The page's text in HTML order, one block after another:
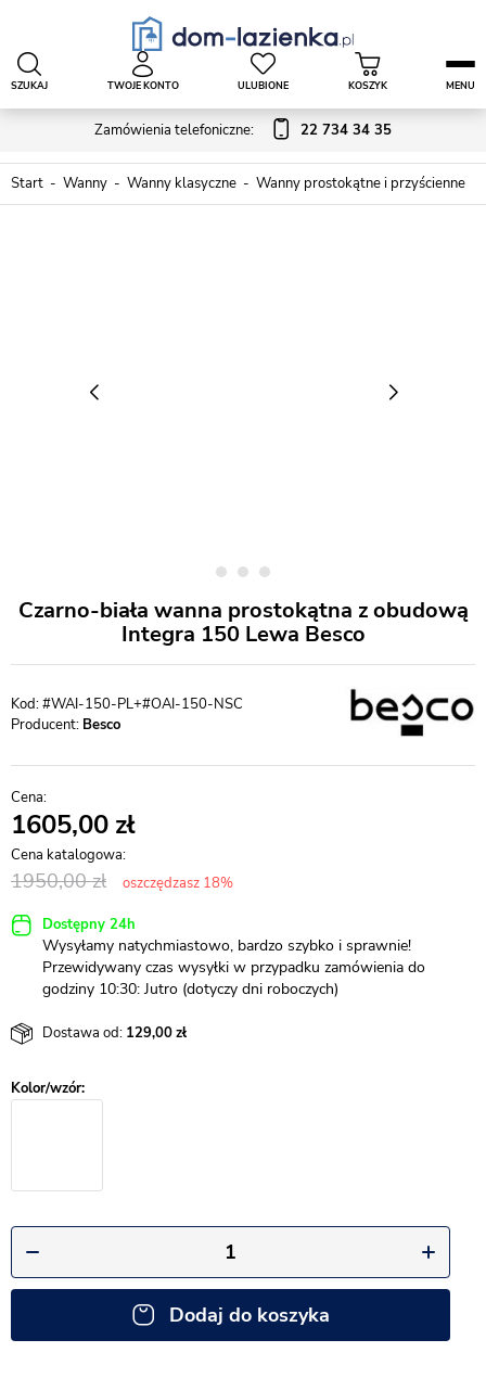
Zamówienia telefoniczne: 22 734 34 35
SZUKAJ TWOJE KONTO ULUBIONE KOSZYK MENU
Start Wanny Wanny klasyczne Wanny prostokątne i przyścienne
Czarno-biała wanna prostokątna z obudową
Integra 150 Lewa Besco
#WAI-150-PL+#OAI-150-NSC
Producent: Besco
1605,00
1950,00 oszczędzasz 18%
Dostępny 24h
Wysyłamy natychmiastowo, bardzo szybko i sprawnie!
Przewidywany czas wysyłki w przypadku zamówienia do
godziny 10:30: Jutro (dotyczy dni roboczych)
Dostawa od: 129,00
Dodaj do koszyka